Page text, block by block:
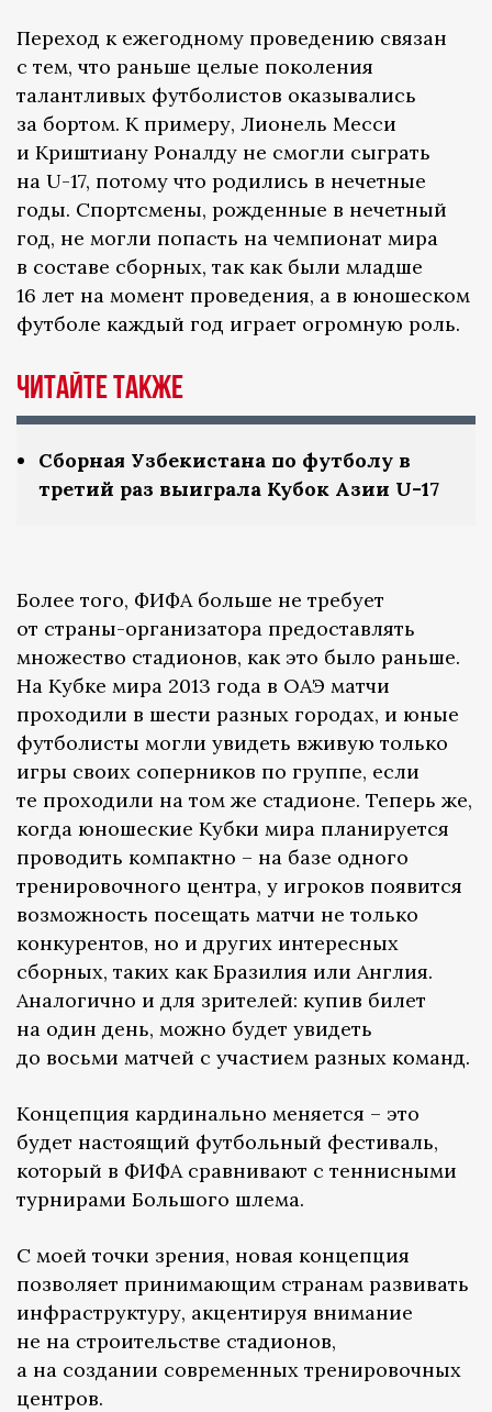
Переход к ежегодному проведению связан
с тем, что раньше целые поколения
талантливых футболистов оказывались
за бортом. К примеру, Лионель Месси
и Криштиану Роналду не смогли сыграть
на U-17, потому что родились в нечетные
годы. Спортсмены, рожденные в нечетный
год, не могли попасть на чемпионат мира
в составе сборных, так как были младше
16 лет на момент проведения, а в юношеском
футболе каждый год играет огромную роль.
Читайте также
Сборная Узбекистана по футболу в
третий раз выиграла Кубок Азии U-17
Более того, ФИФА больше не требует
от страны-организатора предоставлять
множество стадионов, как это было раньше.
На Кубке мира 2013 года в ОАЭ матчи
проходили в шести разных городах, и юные
футболисты могли увидеть вживую только
игры своих соперников по группе, если
те проходили на том же стадионе. Теперь же,
когда юношеские Кубки мира планируется
проводить компактно – на базе одного
тренировочного центра, у игроков появится
возможность посещать матчи не только
конкурентов, но и других интересных
сборных, таких как Бразилия или Англия.
Аналогично и для зрителей: купив билет
на один день, можно будет увидеть
до восьми матчей с участием разных команд.
Концепция кардинально меняется – это
будет настоящий футбольный фестиваль,
который в ФИФА сравнивают с теннисными
турнирами Большого шлема.
С моей точки зрения, новая концепция
позволяет принимающим странам развивать
инфраструктуру, акцентируя внимание
не на строительстве стадионов,
а на создании современных тренировочных
центров.